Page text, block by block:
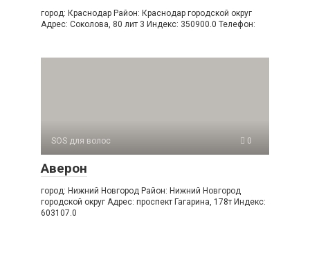
город: Краснодар Район: Краснодар городской округ
Адрес: Соколова, 80 лит 3 Индекс: 350900.0 Телефон:
SOS для волос 0
Аверон
город: Нижний Новгород Район: Нижний Новгород
городской округ Адрес: проспект Гагарина, 178т Индекс:
603107.0